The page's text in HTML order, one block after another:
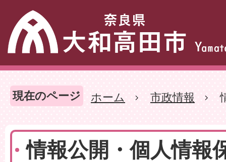
現在のページ ホーム 市政情報
情報公開・個人情報